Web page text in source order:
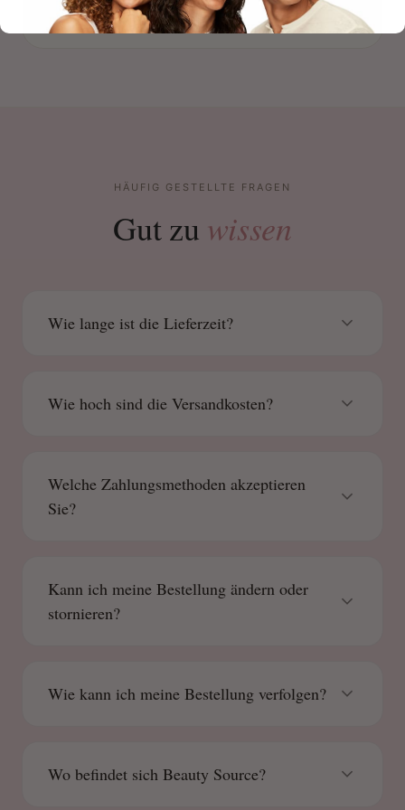
S
Verifizierter Kauf
HÄUFIG GESTELLTE FRAGEN
Gut zu wissen
Wie lange ist die Lieferzeit?
Wie hoch sind die Versandkosten?
Welche Zahlungsmethoden akzeptieren
Sie?
Kann ich meine Bestellung ändern oder
stornieren?
Wie kann ich meine Bestellung verfolgen?
Wo befindet sich Beauty Source?